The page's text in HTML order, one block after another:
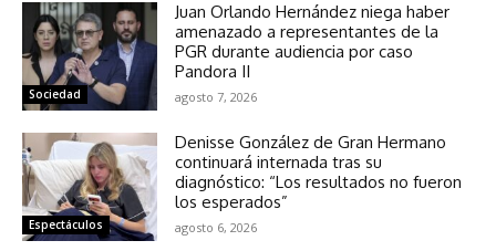
Sociedad
Juan Orlando Hernández niega haber
amenazado a representantes de la
PGR durante audiencia por caso
Pandora II
agosto 7, 2026
Espectáculos
Denisse González de Gran Hermano
continuará internada tras su
diagnóstico: “Los resultados no fueron
los esperados”
agosto 6, 2026